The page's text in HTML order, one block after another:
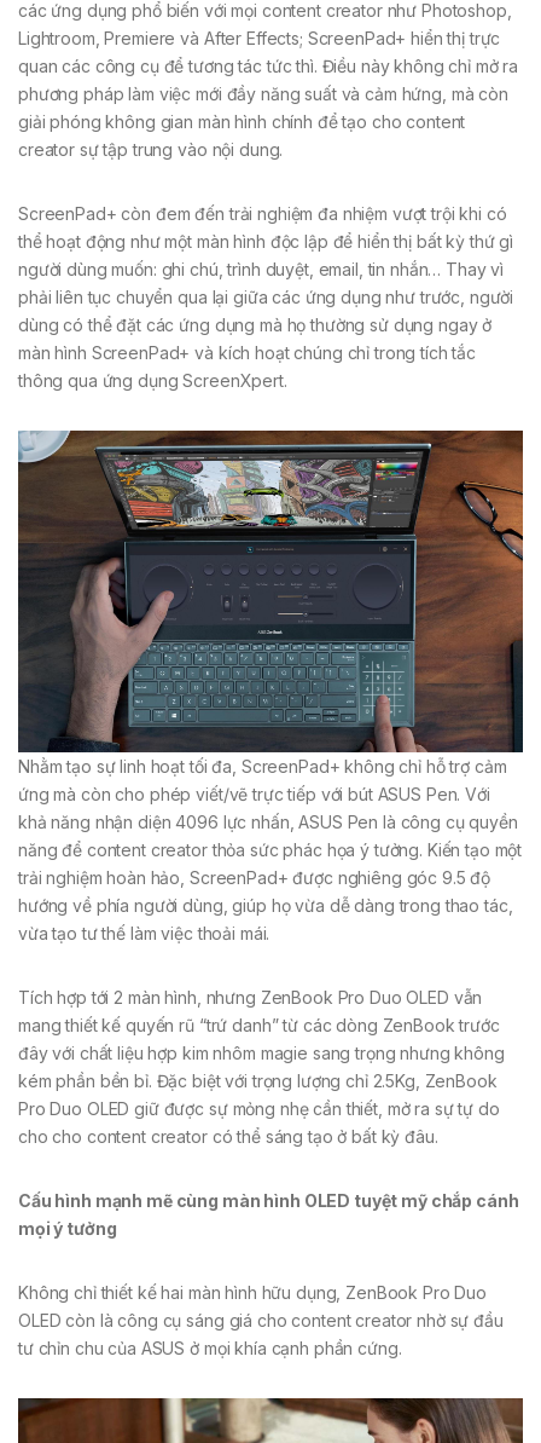
các ứng dụng phổ biến với mọi content creator như Photoshop,
Lightroom, Premiere và After Effects; ScreenPad+ hiển thị trực
quan các công cụ để tương tác tức thì. Điều này không chỉ mở ra
phương pháp làm việc mới đầy năng suất và cảm hứng, mà còn
giải phóng không gian màn hình chính để tạo cho content
creator sự tập trung vào nội dung.
ScreenPad+ còn đem đến trải nghiệm đa nhiệm vượt trội khi có
thể hoạt động như một màn hình độc lập để hiển thị bất kỳ thứ gì
người dùng muốn: ghi chú, trình duyệt, email, tin nhắn… Thay vì
phải liên tục chuyển qua lại giữa các ứng dụng như trước, người
dùng có thể đặt các ứng dụng mà họ thường sử dụng ngay ở
màn hình ScreenPad+ và kích hoạt chúng chỉ trong tích tắc
thông qua ứng dụng ScreenXpert.
Nhằm tạo sự linh hoạt tối đa, ScreenPad+ không chỉ hỗ trợ cảm
ứng mà còn cho phép viết/vẽ trực tiếp với bút ASUS Pen. Với
khả năng nhận diện 4096 lực nhấn, ASUS Pen là công cụ quyền
năng để content creator thỏa sức phác họa ý tưởng. Kiến tạo một
trải nghiệm hoàn hảo, ScreenPad+ được nghiêng góc 9.5 độ
hướng về phía người dùng, giúp họ vừa dễ dàng trong thao tác,
vừa tạo tư thế làm việc thoải mái.
Tích hợp tới 2 màn hình, nhưng ZenBook Pro Duo OLED vẫn
mang thiết kế quyến rũ “trứ danh” từ các dòng ZenBook trước
đây với chất liệu hợp kim nhôm magie sang trọng nhưng không
kém phần bền bỉ. Đặc biệt với trọng lượng chỉ 2.5Kg, ZenBook
Pro Duo OLED giữ được sự mỏng nhẹ cần thiết, mở ra sự tự do
cho cho content creator có thể sáng tạo ở bất kỳ đâu.
Cấu hình mạnh mẽ cùng màn hình OLED tuyệt mỹ chắp cánh
mọi ý tưởng
Không chỉ thiết kế hai màn hình hữu dụng, ZenBook Pro Duo
OLED còn là công cụ sáng giá cho content creator nhờ sự đầu
tư chỉn chu của ASUS ở mọi khía cạnh phần cứng.